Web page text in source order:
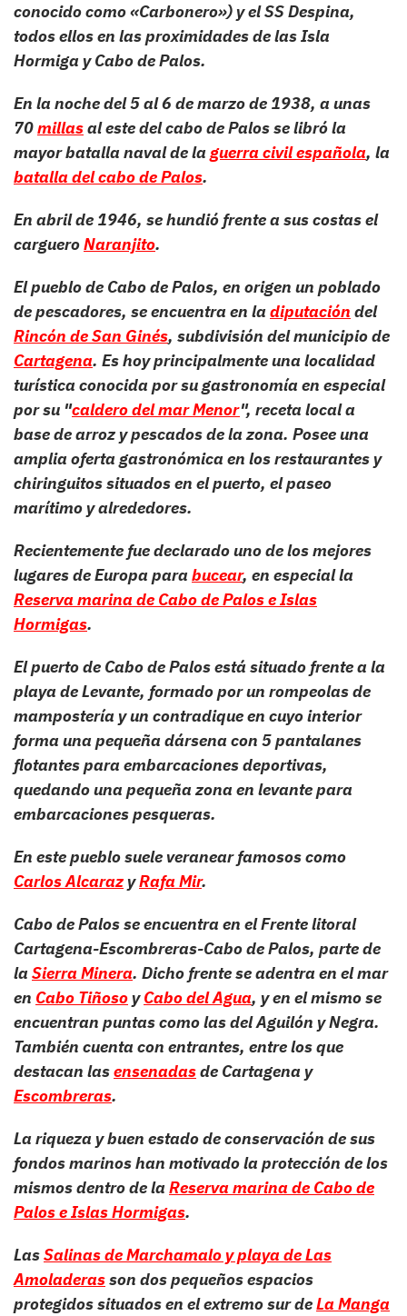
conocido como «Carbonero») y el SS Despina,
todos ellos en las proximidades de las Isla
Hormiga y Cabo de Palos.
En la noche del 5 al 6 de marzo de 1938, a unas
70millasal este del cabo de Palos se libró la
mayor batalla naval de laguerra civil española, la
batalla del cabo de Palos.
En abril de 1946, se hundió frente a sus costas el
cargueroNaranjito.
El pueblo de Cabo de Palos, en origen un poblado
de pescadores, se encuentra en ladiputación del
Rincón de San Ginés, subdivisión del municipio de
Cartagena. Es hoy principalmente una localidad
turística conocida por su gastronomía en especial
por su "caldero del mar Menor", receta local a
base de arroz y pescados de la zona. Posee una
amplia oferta gastronómica en los restaurantes y
chiringuitos situados en el puerto, el paseo
marítimo y alrededores.
Recientemente fue declarado uno de los mejores
lugares de Europa parabucear, en especial la
Reserva marina de Cabo de Palos e Islas
Hormigas.
El puerto de Cabo de Palos está situado frente a la
playa de Levante, formado por un rompeolas de
mampostería y un contradique en cuyo interior
forma una pequeña dársena con 5 pantalanes
flotantes para embarcaciones deportivas,
quedando una pequeña zona en levante para
embarcaciones pesqueras.
En este pueblo suele veranear famosos como
Carlos AlcarazyRafa Mir.
Cabo de Palos se encuentra en el Frente litoral
Cartagena-Escombreras-Cabo de Palos, parte de
laSierra Minera. Dicho frente se adentra en el mar
en Cabo TiñosoyCabo del Agua, y en el mismo se
encuentran puntas como las del Aguilón y Negra.
También cuenta con entrantes, entre los que
destacan lasensenadasde Cartagena y
Escombreras.
La riqueza y buen estado de conservación de sus
fondos marinos han motivado la protección de los
mismos dentro de laReserva marina de Cabo de
Palos e Islas Hormigas.
LasSalinas de Marchamalo y playa de Las
Amoladerasson dos pequeños espacios
protegidos situados en el extremo sur deLa Manga